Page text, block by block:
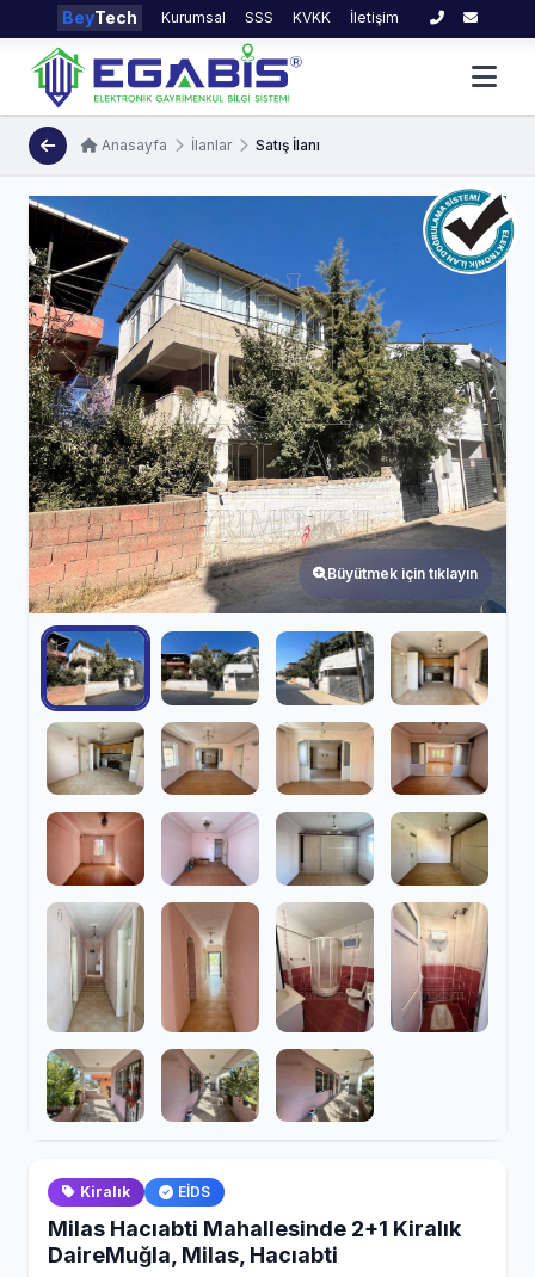
BeyTech Kurumsal SSS KVKK İletişim
Anasayfa İlanlar Satış İlanı
Büyütmek için tıklayın
Kiralık EİDS
Milas Hacıabti Mahallesinde 2+1 Kiralık
DaireMuğla, Milas, Hacıabti